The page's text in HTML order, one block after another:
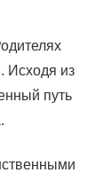
Исходя из
путь